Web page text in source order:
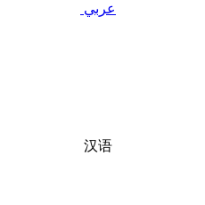
عربي
汉语